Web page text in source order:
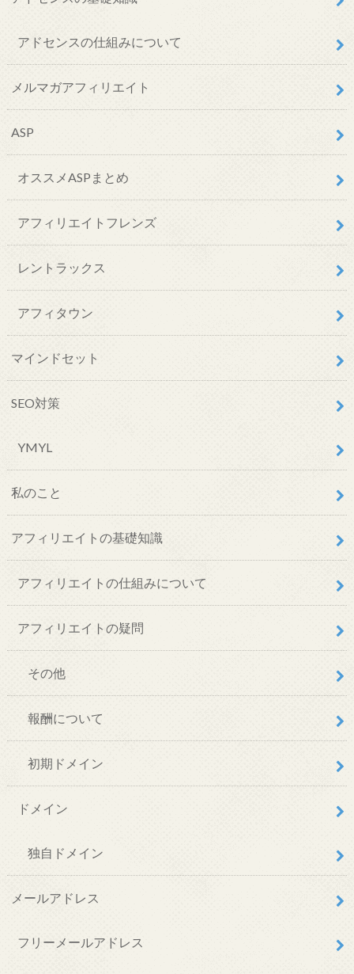
アドセンスの仕組みについて
メルマガアフィリエイト
ASP
オススメASPまとめ
アフィリエイトフレンズ
レントラックス
アフィタウン
マインドセット
SEO対策
YMYL
私のこと
アフィリエイトの基礎知識
アフィリエイトの仕組みについて
アフィリエイトの疑問
その他
報酬について
初期ドメイン
ドメイン
独自ドメイン
メールアドレス
フリーメールアドレス